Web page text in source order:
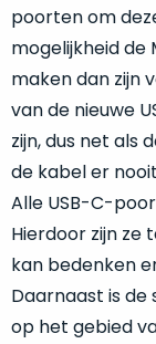
poorten om
mogelijkheid de
maken dan zijn
van de nieuwe
zijn, dus net als
de kabel er
Alle USB-C-
Hierdoor zijn ze
kan bedenken
Daarnaast is de
op het gebied
Als
nieuw
–
nauwelijks
gebruikt,
voordeel.
Mac
geschikt
is.
Op
basis
van
echte
je
hier
onze
labels.